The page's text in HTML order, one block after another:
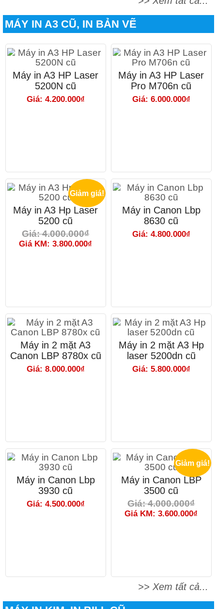
MÁY IN A3 CŨ, IN BẢN VẼ
Máy in A3 HP Laser
5200N cũ
Giá: 4.200.000₫
Máy in A3 HP Laser
Pro M706n cũ
Giá: 6.000.000₫
Giảm giá!
Máy in A3 Hp Laser
5200 cũ
Giá: 4.000.000₫
Giá KM: 3.800.000₫
Máy in Canon Lbp
8630 cũ
Giá: 4.800.000₫
Máy in 2 mặt A3
Canon LBP 8780x cũ
Giá: 8.000.000₫
Máy in 2 mặt A3 Hp
laser 5200dn cũ
Giá: 5.800.000₫
Máy in Canon Lbp
3930 cũ
Giá: 4.500.000₫
Giảm giá!
Máy in Canon LBP
3500 cũ
Giá: 4.000.000₫
Giá KM: 3.600.000₫
>> Xem tất cả...